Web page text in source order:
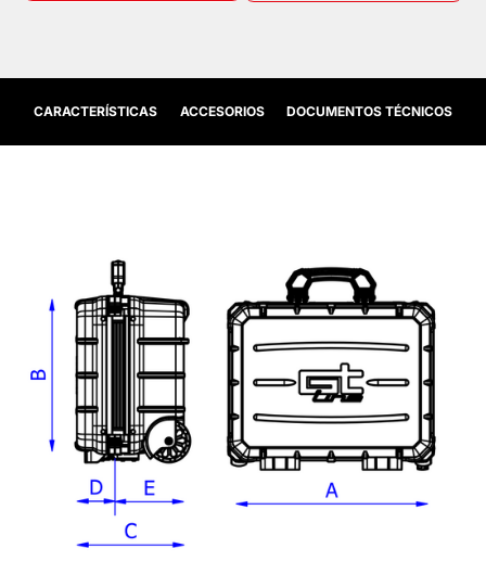
CARACTERÍSTICAS ACCESORIOS DOCUMENTOS TÉCNICOS